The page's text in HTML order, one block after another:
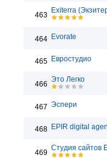
463
Exiterra
464 Evorate
465 Евростудио
466
Это Легко
467 Эспери
468 EPIR digital
469
Студия сайтов